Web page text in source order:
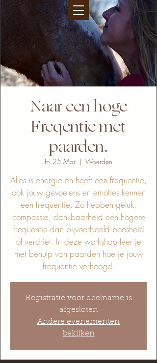
Naar een hoge
Freqentie met
paarden.
Fri 25 Mar
  |
Woerden
Alles is energie én heeft een frequentie,
ook jouw gevoelens en emoties kennen
een frequentie. Zo hebben geluk,
compassie, dankbaarheid een hogere
frequentie dan bijvoorbeeld boosheid
of verdriet. In deze workshop leer je
met behulp van paarden hoe je jouw
frequentie verhoogd.
Registratie voor deelname is
afgesloten
Andere evenementen
bekijken